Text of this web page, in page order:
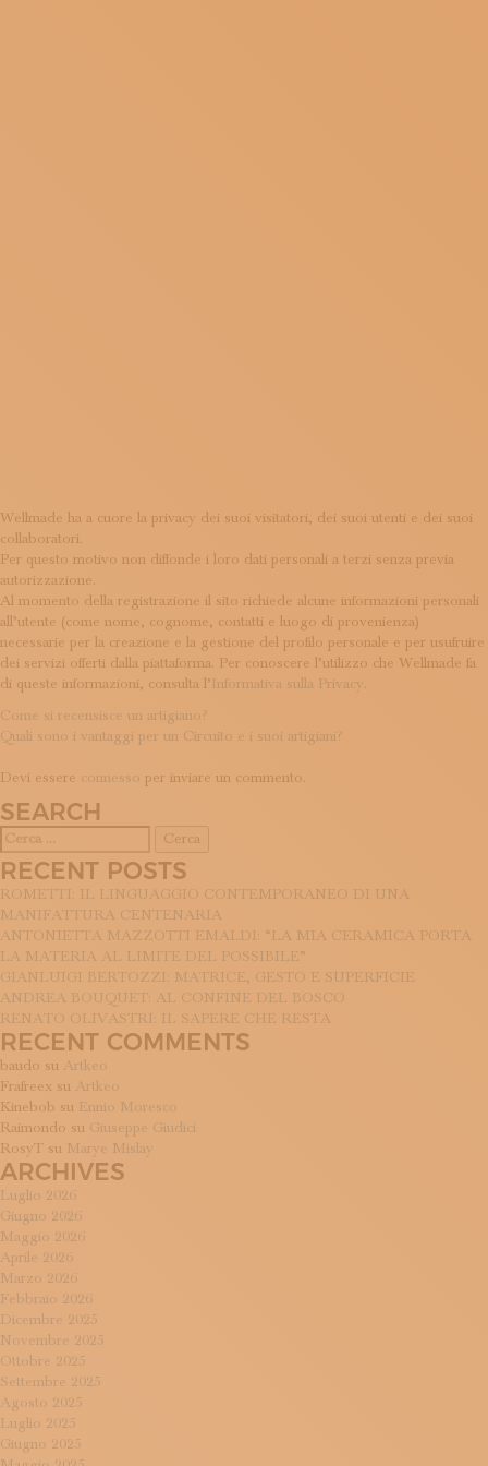
Wellmade ha a cuore la privacy dei suoi visitatori, dei suoi utenti e dei suoi
collaboratori.
Per questo motivo non diffonde i loro dati personali a terzi senza previa
autorizzazione.
Al momento della registrazione il sito richiede alcune informazioni personali
all’utente (come nome, cognome, contatti e luogo di provenienza)
necessarie per la creazione e la gestione del profilo personale e per usufruire
dei servizi offerti dalla piattaforma. Per conoscere l’utilizzo che Wellmade fa
di queste informazioni, consulta l’Informativa sulla Privacy.
NAVIGAZIONE
ARTICOLI
Come si recensisce un artigiano?
Quali sono i vantaggi per un Circuito e i suoi artigiani?
Devi essere connesso per inviare un commento.
SEARCH
per:
RECENT POSTS
ROMETTI: IL LINGUAGGIO CONTEMPORANEO DI UNA
MANIFATTURA CENTENARIA
ANTONIETTA MAZZOTTI EMALDI: “LA MIA CERAMICA PORTA
LA MATERIA AL LIMITE DEL POSSIBILE”
GIANLUIGI BERTOZZI: MATRICE, GESTO E SUPERFICIE
ANDREA BOUQUET: AL CONFINE DEL BOSCO
RENATO OLIVASTRI: IL SAPERE CHE RESTA
RECENT COMMENTS
baudo su Artkeo
Frafreex su Artkeo
Kinebob su Ennio Moresco
Raimondo su Giuseppe Giudici
RosyT su Marye Mislay
ARCHIVES
Luglio 2026
Giugno 2026
Maggio 2026
Aprile 2026
Marzo 2026
Febbraio 2026
Dicembre 2025
Novembre 2025
Ottobre 2025
Settembre 2025
Agosto 2025
Luglio 2025
Giugno 2025